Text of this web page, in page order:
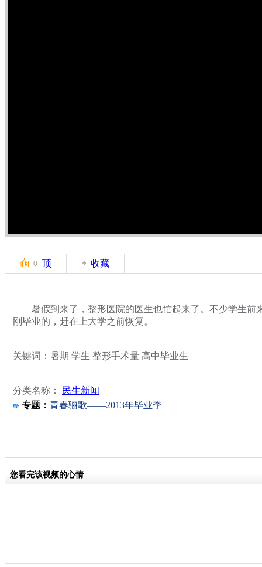
0 顶 收藏
暑假到来了，整形医院的医生也忙起来了。不少学生前
刚毕业的，赶在上大学之前恢复。
关键词：暑期 学生 整形手术量 高中毕业生
分类名称：
民生新闻
专题： 青春骊歌——2013年毕业季
您看完该视频的心情